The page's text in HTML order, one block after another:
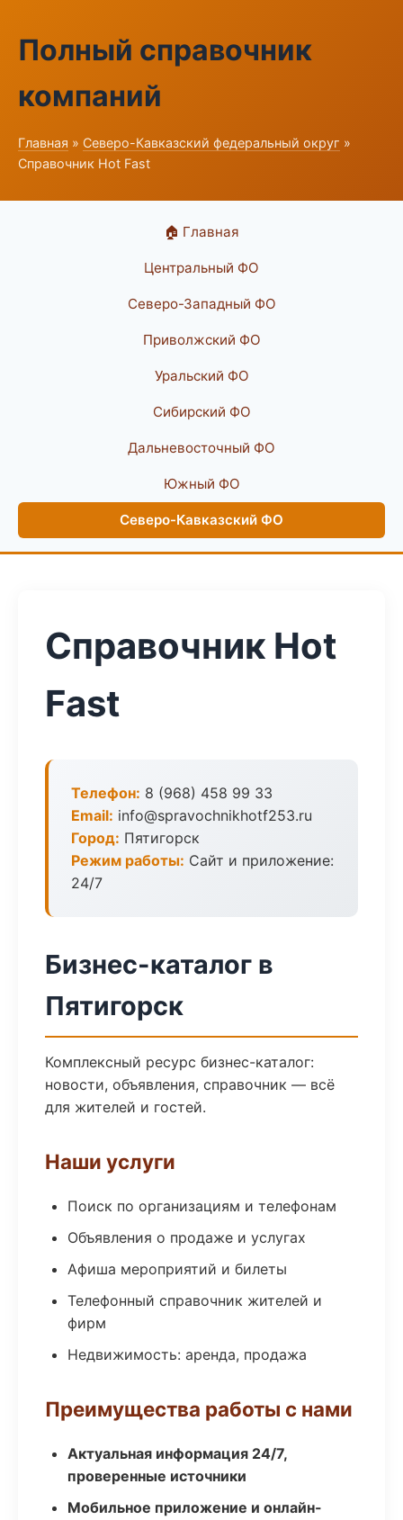
Полный справочник
компаний
Главная » Северо-Кавказский федеральный округ »
Справочник Hot Fast
🏠 Главная
Центральный ФО
Северо-Западный ФО
Приволжский ФО
Уральский ФО
Сибирский ФО
Дальневосточный ФО
Южный ФО
Северо-Кавказский ФО
Справочник Hot
Fast
Телефон: 8 (968) 458 99 33
Email: info@spravochnikhotf253.ru
Город: Пятигорск
Режим работы: Сайт и приложение:
24/7
Бизнес-каталог в
Пятигорск
Комплексный ресурс бизнес-каталог:
новости, объявления, справочник — всё
для жителей и гостей.
Наши услуги
Поиск по организациям и телефонам
Объявления о продаже и услугах
Афиша мероприятий и билеты
Телефонный справочник жителей и
фирм
Недвижимость: аренда, продажа
Преимущества работы с нами
Актуальная информация 24/7,
проверенные источники
Мобильное приложение и онлайн-